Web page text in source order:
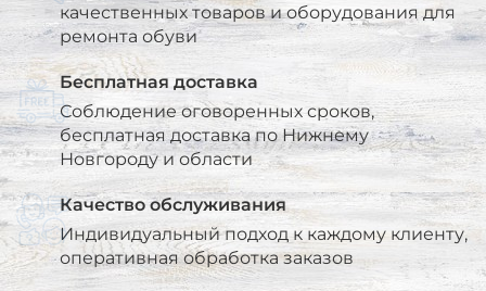
качественных товаров и оборудования для
ремонта обуви
Бесплатная доставка
Соблюдение оговоренных сроков,
бесплатная доставка по Нижнему
Новгороду и области
Качество обслуживания
Индивидуальный подход к каждому клиенту,
оперативная обработка заказов